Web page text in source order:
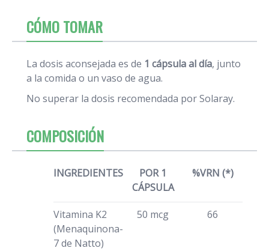
CÓMO TOMAR
La dosis aconsejada es de 1 cápsula al día, junto
a la comida o un vaso de agua.
No superar la dosis recomendada por Solaray.
COMPOSICIÓN
INGREDIENTES
POR 1
CÁPSULA
%VRN (*)
Vitamina K2
(Menaquinona-
7 de Natto)
50 mcg 66